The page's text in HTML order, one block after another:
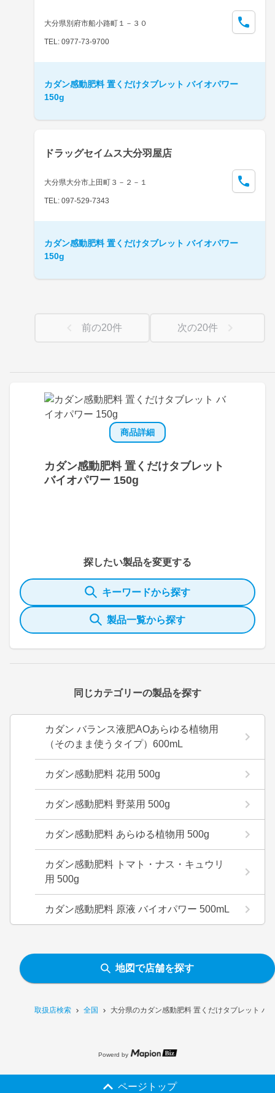
取扱店検索 全国 大分県のカダン感動肥料 置くだけタブレット バ
商品詳細
カダン感動肥料 置くだけタブレット
バイオパワー 150g
探したい製品を変更する
キーワードから探す
製品一覧から探す
同じカテゴリーの製品を探す
カダン バランス液肥AOあらゆる植物用
（そのまま使うタイプ）600mL
カダン感動肥料 花用 500g
カダン感動肥料 野菜用 500g
カダン感動肥料 あらゆる植物用 500g
カダン感動肥料 トマト・ナス・キュウリ
用 500g
カダン感動肥料 原液 バイオパワー 500mL
大分県別府市船小路町１－３０
TEL: 0977-73-9700
カダン感動肥料 置くだけタブレット バイオパワー
150g
ドラッグセイムス大分羽屋店
大分県大分市上田町３－２－１
TEL: 097-529-7343
カダン感動肥料 置くだけタブレット バイオパワー
150g
前の20件 次の20件
地図で店舗を探す
Powerd by
ページトップ